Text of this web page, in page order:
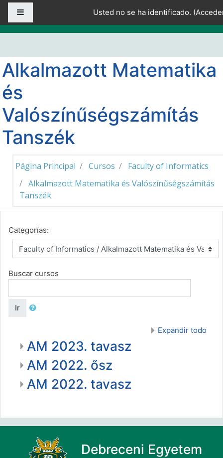
Salta al contenido principal
Usted no se ha identificado. (
Alkalmazott Matematika
és
Valószínűségszámítás
Tanszék
Página Principal Cursos
Faculty of Informatics
Alkalmazott Matematika és Valószínűségszámítás
Tanszék
Categorías:
Buscar cursos
Ir
Expandir todo
AM 2023. tavasz
AM 2022. ősz
AM 2022. tavasz
Debreceni Egyetem